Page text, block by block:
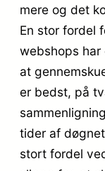
mere og det
En stor fordel
webshops har
at
er bedst, på
tider af
stort fordel